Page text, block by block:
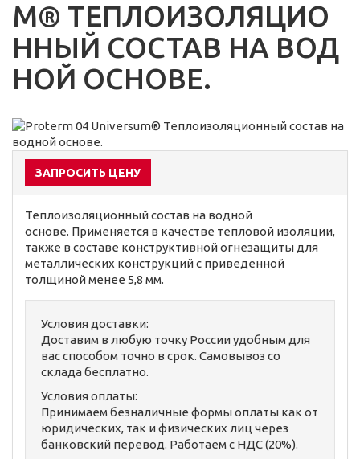
M® ТЕПЛОИЗОЛЯЦИО
ННЫЙ СОСТАВ НА ВОД
НОЙ ОСНОВЕ.
ЗАПРОСИТЬ ЦЕНУ
Теплоизоляционный состав на водной
основе. Применяется в качестве тепловой изоляции,
также в составе конструктивной огнезащиты для
металлических конструкций с приведенной
толщиной менее 5,8 мм.
Условия доставки:
Доставим в любую точку России удобным для
вас способом точно в срок. Самовывоз со
склада бесплатно.
Условия оплаты:
Принимаем безналичные формы оплаты как от
юридических, так и физических лиц через
банковский перевод. Работаем с НДС (20%).